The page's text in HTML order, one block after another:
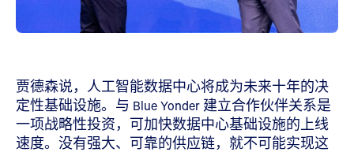
贾德森说，人工智能数据中心将成为未来十年的决
定性基础设施。与 Blue Yonder 建立合作伙伴关系是
一项战略性投资，可加快数据中心基础设施的上线
速度。没有强大、可靠的供应链，就不可能实现这